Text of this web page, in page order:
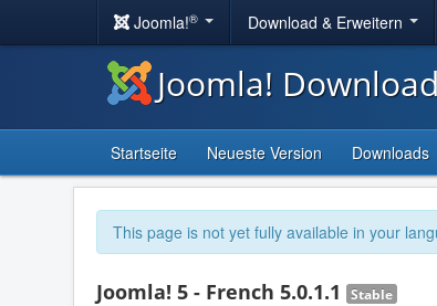
Joomla!® Download & Erweitern
Joomla!
Startseite Neueste Version Downloads
This page is not yet fully available in your
Joomla! 5 - French 5.0.1.1 Stable